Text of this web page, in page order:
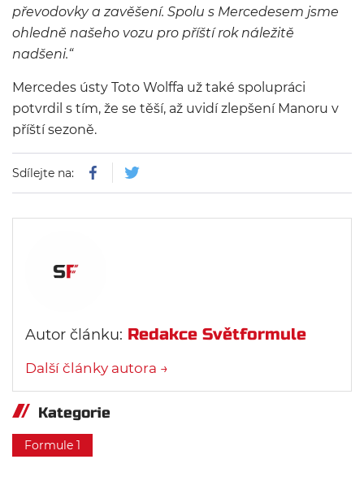
převodovky a zavěšení. Spolu s Mercedesem jsme
ohledně našeho vozu pro příští rok náležitě
nadšeni.“
Mercedes ústy Toto Wolffa už také spolupráci
potvrdil s tím, že se těší, až uvidí zlepšení Manoru v
příští sezoně.
Sdílejte na:
Autor článku: Redakce Světformule
Další články autora →
Kategorie
Formule 1